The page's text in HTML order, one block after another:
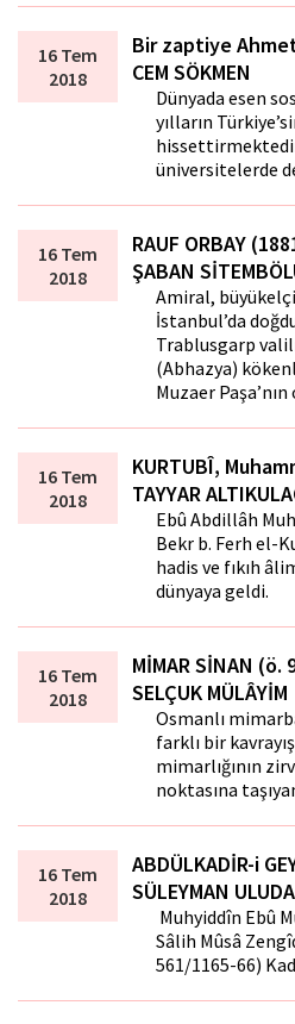
16 Tem
2018
Bir zaptiye
CEM SÖKMEN
Dünyada esen
yılların
üniversitelerde
16 Tem
2018
RAUF ORBAY
ŞABAN
Amiral,
İstanbul’da
Trablusgarp
(Abhazya)
Muzaffer
16 Tem
2018
KURTUBÎ,
TAYYAR
Ebû Abdillâh
Bekr b. Ferh el-
hadis ve fıkıh
dünyaya geldi.
16 Tem
2018
MİMAR SİNAN (ö.
SELÇUK MÜLÂYİM
Osmanlı
farklı bir
mimarlığının
noktasına
16 Tem
2018
ABDÜLKADİR-i
SÜLEYMAN
Muhyiddîn Ebû
Sâlih Mûsâ
561/1165-66)